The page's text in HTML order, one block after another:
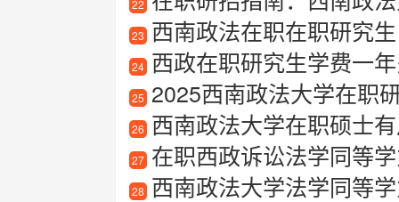
22
23 西南政法在职在职研究生
24 西政在职研究生学费一
25 2025西南政法大学在职
26 西南政法大学在职硕士
27 在职西政诉讼法学同等
28 西南政法大学法学同等